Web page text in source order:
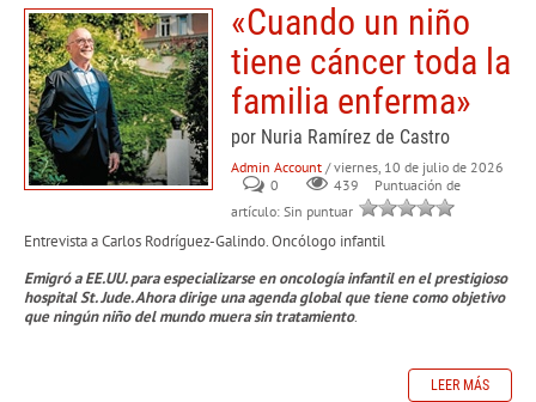
«Cuando un niño
tiene cáncer toda la
familia enferma»
por Nuria Ramírez de Castro
Admin Account / viernes, 10 de julio de 2026
0
439
Puntuación de
artículo: Sin puntuar
Entrevista a Carlos Rodríguez-Galindo. Oncólogo infantil
Emigró a EE.UU. para especializarse en oncología infantil en el prestigioso
hospital St. Jude. Ahora dirige una agenda global que tiene como objetivo
que ningún niño del mundo muera sin tratamiento.
LEER MÁS